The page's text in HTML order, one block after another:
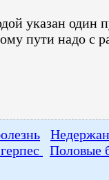
указан один
пути надо с
Половые